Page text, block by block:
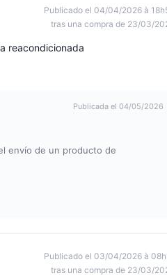
Publicado el 04/04/2026 à
tras una compra de 23/03/
reacondicionada
Publicada el 04/05/2026
envío de un producto de
Publicado el 03/04/2026 à
tras una compra de 23/03/